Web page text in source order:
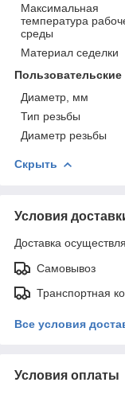
Максимальная
температура
среды
Материал седелки
Пользовательские
Диаметр, мм
Тип резьбы
Диаметр резьбы
Скрыть
Условия
Доставка
Самовывоз
Транспортная
Все условия
Условия оплаты